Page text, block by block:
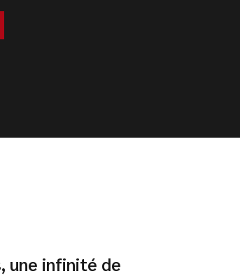
une infinité de